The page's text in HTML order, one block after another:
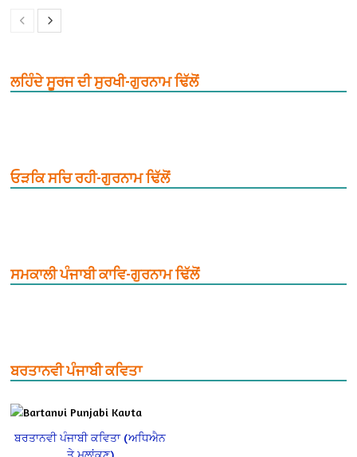
ਲਹਿੰਦੇ ਸੂਰਜ ਦੀ ਸੁਰਖੀ-ਗੁਰਨਾਮ ਢਿੱਲੋਂ
ਓੜਕਿ ਸਚਿ ਰਹੀ-ਗੁਰਨਾਮ ਢਿੱਲੋਂ
ਸਮਕਾਲੀ ਪੰਜਾਬੀ ਕਾਵਿ-ਗੁਰਨਾਮ ਢਿੱਲੋਂ
ਬਰਤਾਨਵੀ ਪੰਜਾਬੀ ਕਵਿਤਾ
ਬਰਤਾਨਵੀ ਪੰਜਾਬੀ ਕਵਿਤਾ (ਅਧਿਐਨ